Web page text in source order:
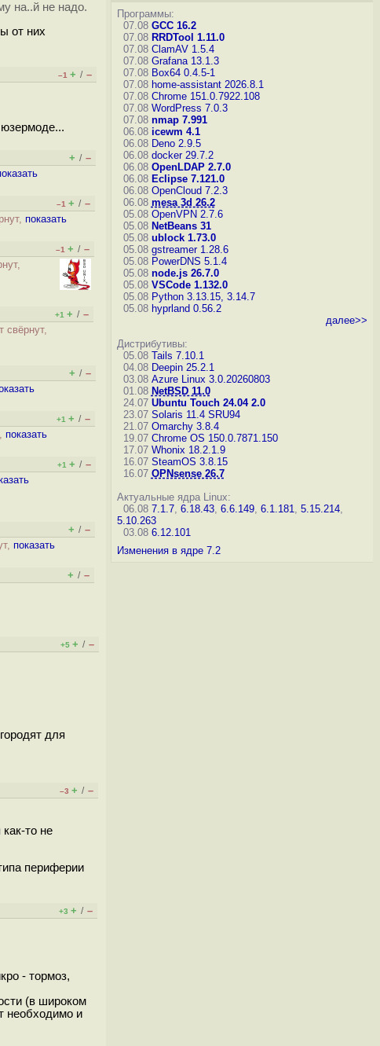
на..й не надо.
от них
–1 + / –
+ / –
–1 + / –
показать
–1 + / –
+1 + / –
свёрнут,
+ / –
+1 + / –
показать
+1 + / –
+ / –
показать
+ / –
+5 + / –
для
–3 + / –
то не
периферии
+3 + / –
- тормоз,
(в широком
необходимо и
Программы:
07.08 GCC 16.2
07.08 RRDTool 1.11.0
07.08 ClamAV 1.5.4
07.08 Grafana 13.1.3
07.08 Box64 0.4.5-1
07.08 home-assistant 2026.8.1
07.08 Chrome 151.0.7922.108
07.08 WordPress 7.0.3
07.08 nmap 7.991
06.08 icewm 4.1
06.08 Deno 2.9.5
06.08 docker 29.7.2
06.08 OpenLDAP 2.7.0
06.08 Eclipse 7.121.0
06.08 OpenCloud 7.2.3
06.08 mesa 3d 26.2
05.08 OpenVPN 2.7.6
05.08 NetBeans 31
05.08 ublock 1.73.0
05.08 gstreamer 1.28.6
05.08 PowerDNS 5.1.4
05.08 node.js 26.7.0
05.08 VSCode 1.132.0
05.08 Python 3.13.15, 3.14.7
05.08 hyprland 0.56.2
далее>>
Дистрибутивы:
05.08 Tails 7.10.1
04.08 Deepin 25.2.1
03.08 Azure Linux 3.0.20260803
01.08 NetBSD 11.0
24.07 Ubuntu Touch 24.04 2.0
23.07 Solaris 11.4 SRU94
21.07 Omarchy 3.8.4
19.07 Chrome OS 150.0.7871.150
17.07 Whonix 18.2.1.9
16.07 SteamOS 3.8.15
16.07 OPNsense 26.7
Актуальные ядра Linux:
06.08 7.1.7, 6.18.43, 6.6.149, 6.1.181, 5.15.214,
5.10.263
03.08 6.12.101
Изменения в ядре 7.2